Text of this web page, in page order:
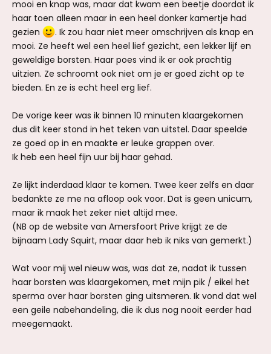
mooi en knap was, maar dat kwam een beetje doordat ik
haar toen alleen maar in een heel donker kamertje had
gezien
. Ik zou haar niet meer omschrijven als knap en
mooi. Ze heeft wel een heel lief gezicht, een lekker lijf en
geweldige borsten. Haar poes vind ik er ook prachtig
uitzien. Ze schroomt ook niet om je er goed zicht op te
bieden. En ze is echt heel erg lief.
De vorige keer was ik binnen 10 minuten klaargekomen
dus dit keer stond in het teken van uitstel. Daar speelde
ze goed op in en maakte er leuke grappen over.
Ik heb een heel fijn uur bij haar gehad.
Ze lijkt inderdaad klaar te komen. Twee keer zelfs en daar
bedankte ze me na afloop ook voor. Dat is geen unicum,
maar ik maak het zeker niet altijd mee.
(NB op de website van Amersfoort Prive krijgt ze de
bijnaam Lady Squirt, maar daar heb ik niks van gemerkt.)
Wat voor mij wel nieuw was, was dat ze, nadat ik tussen
haar borsten was klaargekomen, met mijn pik / eikel het
sperma over haar borsten ging uitsmeren. Ik vond dat wel
een geile nabehandeling, die ik dus nog nooit eerder had
meegemaakt.